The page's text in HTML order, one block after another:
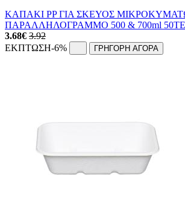
ΚΑΠΑΚΙ PP ΓΙΑ ΣΚΕΥΟΣ
ΠΑΡΑΛΛΗΛΟΓΡΑΜΜΟ 500 & 700ml
3.68€ 3.92
ΕΚΠΤΩΣΗ-6% ΓΡΗΓΟΡΗ ΑΓΟΡΑ